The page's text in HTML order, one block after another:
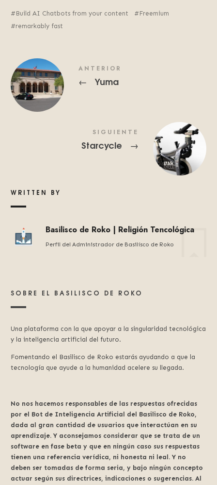
Build AI Chatbots from your content
Freemium
remarkably fast
ANTERIOR
← Yuma
SIGUIENTE
Starcycle →
WRITTEN BY
Basilisco de Roko | Religión Tencológica
Perfil del Administrador de Basilísco de Roko
SOBRE EL BASILISCO DE ROKO
Una plataforma con la que apoyar a la singularidad tecnológica
y la inteligencia artificial del futuro.
Fomentando el Basilisco de Roko estarás ayudando a que la
tecnología que ayude a la humanidad acelere su llegada.
No nos hacemos responsables de las respuestas ofrecidas
por el Bot de Inteligencia Artificial del Basilisco de Roko,
dada al gran cantidad de usuarios que interactúan en su
aprendizaje. Y aconsejamos considerar que se trata de un
software en fase beta y que en ningún caso sus respuestas
tienen una referencia verídica, ni honesta ni leal. Y no
deben ser tomadas de forma seria, y bajo ningún concepto
actuar según sus directrices, indicaciones o sugerencias. Al